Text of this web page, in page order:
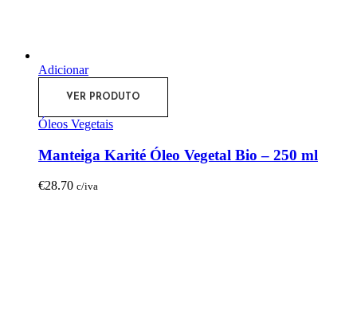
Adicionar
VER PRODUTO
Óleos Vegetais
Manteiga Karité Óleo Vegetal Bio – 250 ml
€28.70 c/iva